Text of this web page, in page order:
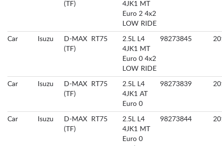
(TF)
4JK1 MT
Euro 2 4x2
LOW RIDE
Car Isuzu
D-MAX
(TF)
RT75
2.5L L4
4JK1 MT
Euro 0 4x2
LOW RIDE
98273845
Car Isuzu
D-MAX
(TF)
RT75
2.5L L4
4JK1 AT
Euro 0
98273839
Car Isuzu
D-MAX
(TF)
RT75
2.5L L4
4JK1 MT
Euro 0
98273844